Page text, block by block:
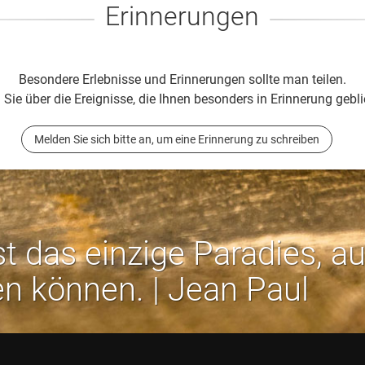
Erinnerungen
Besondere Erlebnisse und Erinnerungen sollte man teilen.
über die Ereignisse, die Ihnen besonders in Erinnerung
Melden Sie sich bitte an, um eine Erinnerung zu schreiben
das einzige Paradies,
können. | Jean Paul